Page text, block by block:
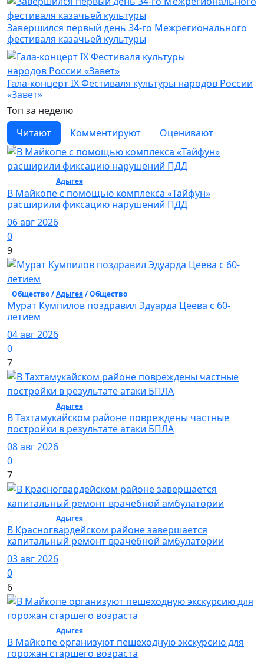
Завершился первый день 34-го Межрегионального
фестиваля казачьей культуры
Гала-концерт IX Фестиваля культуры народов России
«Завет»
Топ за неделю
Читают
Комментируют Оценивают
Адыгея/ Общество
В Майкопе с помощью комплекса «Тайфун»
расширили фиксацию нарушений ПДД
06 авг 2026
0
9
Общество /Адыгея/ Общество
Мурат Кумпилов поздравил Эдуарда Цеева с 60-
летием
04 авг 2026
0
7
Адыгея/ Общество
В Тахтамукайском районе повреждены частные
постройки в результате атаки БПЛА
08 авг 2026
0
7
Адыгея/ Общество
В Красногвардейском районе завершается
капитальный ремонт врачебной амбулатории
03 авг 2026
0
6
Адыгея/ Общество
В Майкопе организуют пешеходную экскурсию для
горожан старшего возраста